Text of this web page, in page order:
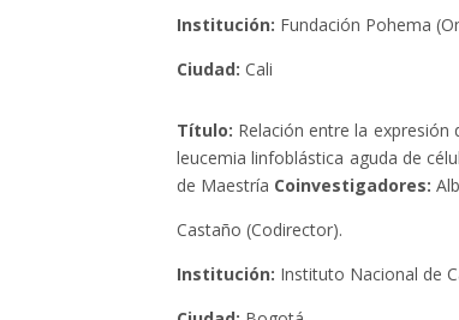
Institución: Fundación Pohema
Ciudad: Cali
Título: Relación entre la
leucemia linfoblástica aguda de
de Maestría Coinvestigadores:
Castaño (Codirector).
Institución: Instituto Nacional de